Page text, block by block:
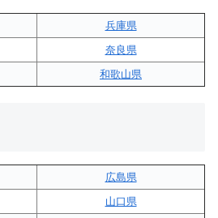
兵庫県
奈良県
和歌山県
広島県
山口県